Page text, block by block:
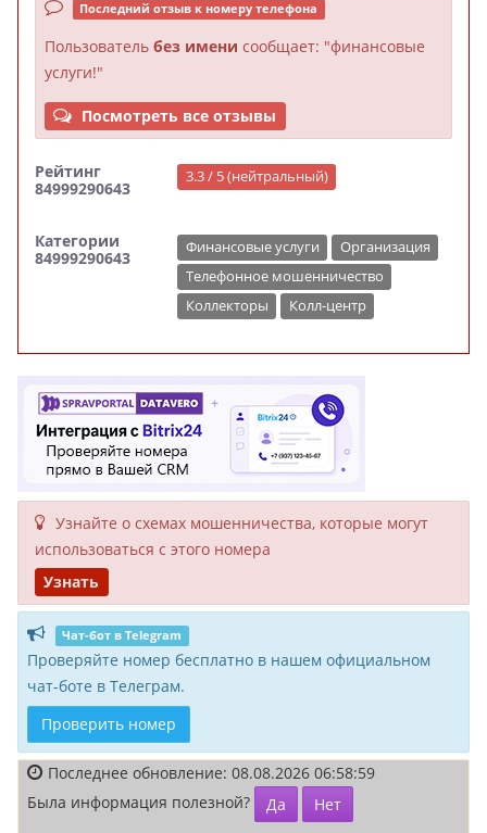
Последний отзыв к номеру телефона
Пользователь без имени сообщает: "финансовые
услуги!"
Посмотреть все отзывы
Рейтинг
84999290643
3.3 / 5 (нейтральный)
Категории
84999290643
Финансовые услуги
Организация
Телефонное мошенничество
Коллекторы
Колл-центр
Узнайте о схемах мошенни­чества, кото­рые могут
исполь­зоваться с этого номера
Узнать
Чат-бот в Telegram
Проверяйте номер бесплатно в нашем официальном
чат-боте в Телеграм.
Проверить номер
Последнее обновление: 08.08.2026 06:58:59
Была информация полезной?
Да Нет